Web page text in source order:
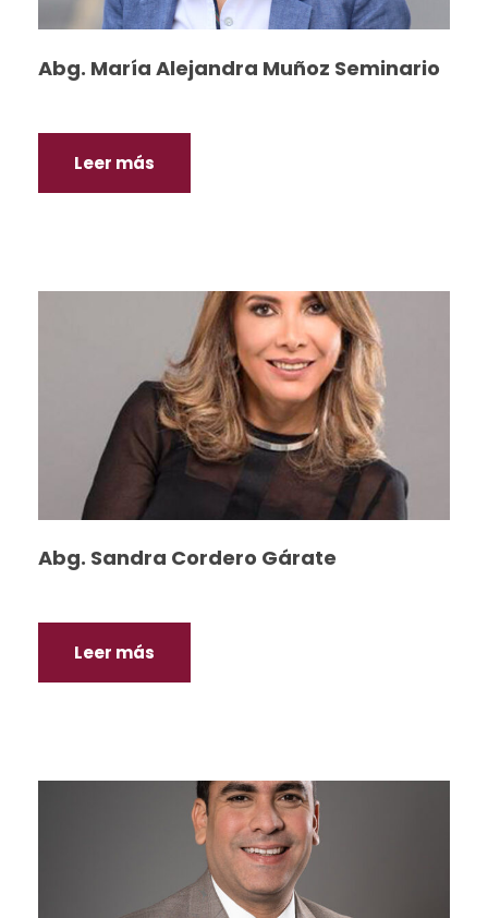
Abg. María Alejandra Muñoz Seminario
Leer más
Abg. Sandra Cordero Gárate
Leer más